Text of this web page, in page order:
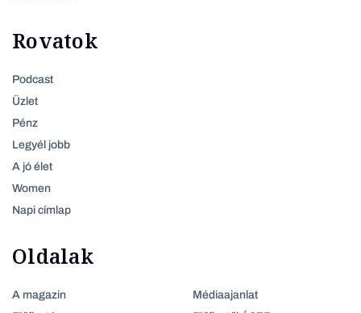
Rovatok
Podcast
Üzlet
Pénz
Legyél jobb
A jó élet
Women
Napi címlap
Oldalak
A magazin
Médiaajanlat